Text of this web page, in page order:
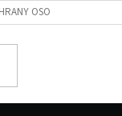
OSOBNÍCH ÚDAJŮ